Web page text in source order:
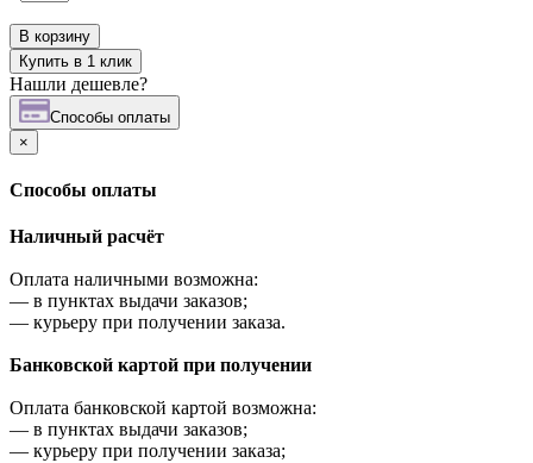
В корзину
Купить в 1 клик
Нашли дешевле?
Cпособы оплаты
×
Cпособы оплаты
Наличный расчёт
Оплата наличными возможна:
— в пунктах выдачи заказов;
— курьеру при получении заказа.
Банковской картой при получении
Оплата банковской картой возможна:
— в пунктах выдачи заказов;
— курьеру при получении заказа;